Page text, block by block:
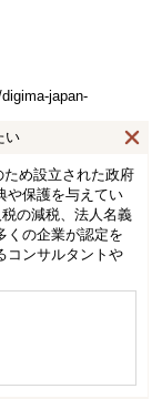
japan-
い
め設立された政府
や保護を与えてい
の減税、法人名義
くの企業が認定を
コンサルタントや